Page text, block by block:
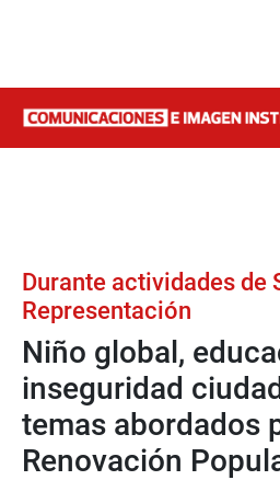
Durante actividades de
Representación
Niño global,
inseguridad
temas abordados
Renovación